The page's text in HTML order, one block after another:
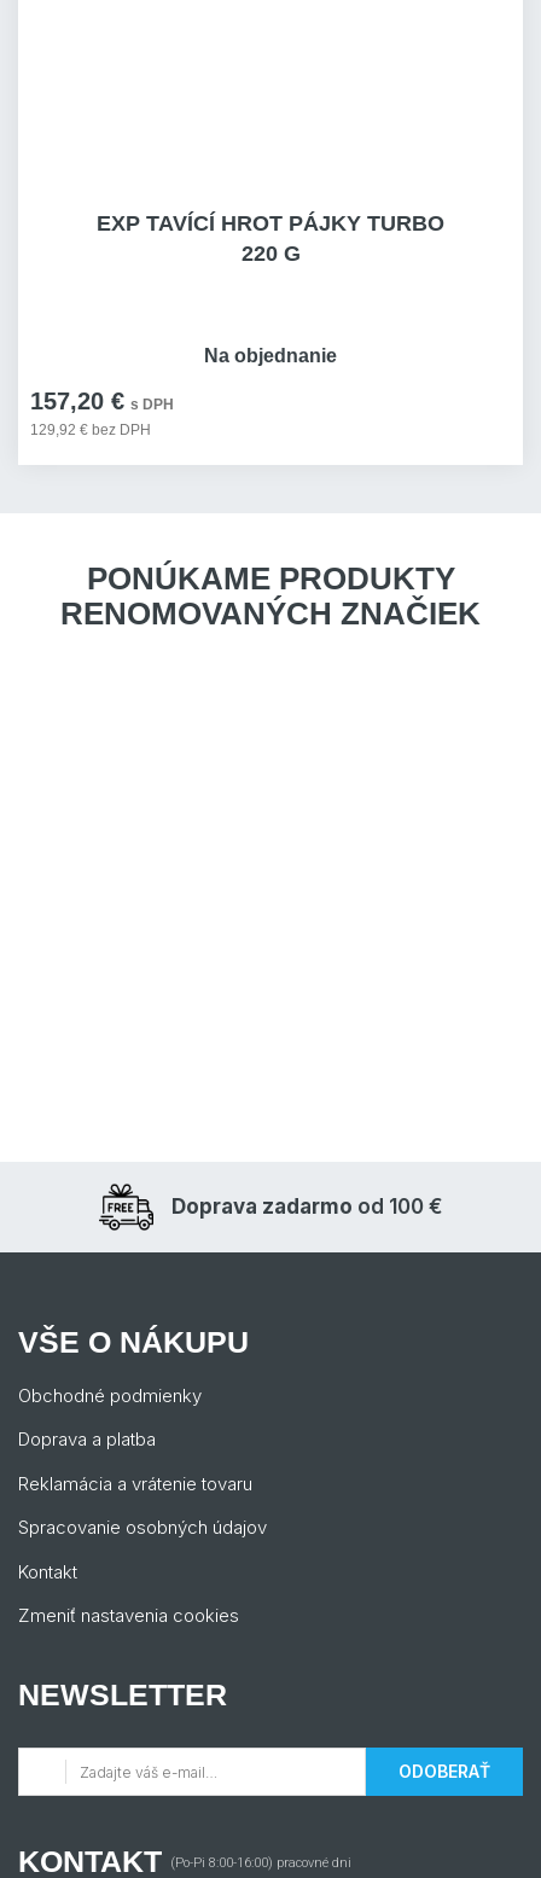
EXP TAVÍCÍ HROT PÁJKY TURBO
220 G
157,20 € s DPH
129,92 € bez DPH
Na objednanie
PONÚKAME PRODUKTY
RENOMOVANÝCH ZNAČIEK
Doprava zadarmo od 100 €
VŠE O NÁKUPU
Obchodné podmienky
Doprava a platba
Reklamácia a vrátenie tovaru
Spracovanie osobných údajov
Kontakt
Zmeniť nastavenia cookies
NEWSLETTER
ODOBERAŤ
KONTAKT (Po-Pi 8:00-16:00) pracovné dni